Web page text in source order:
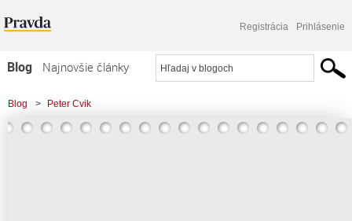
Registrácia Prihlásenie
Blog
Najnovšie články
Najčítanejšie články
Najkomentovanejšie články
Blog > Peter Cvik